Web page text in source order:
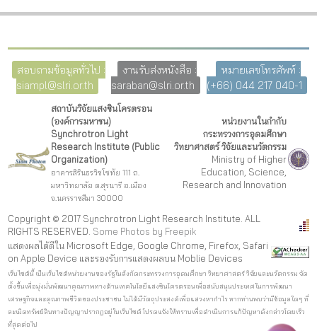
สอบถามข้อมูลทั่วไป :
siampl@slri.or.th
งานรับส่งหนังสือ :
saraban@slri.or.th
หมายเลขโทรศัพท์ :
(+66) 044 217 040-1
สถาบันวิจัยแสงซินโครตรอน
(องค์การมหาชน)
Synchrotron Light
Research Institute (Public
Organization)
อาคารสิรินธรวิชโชทัย 111 ถ.
มหาวิทยาลัย ต.สุรนารี อ.เมือง
จ.นครราชสีมา 30000
หน่วยงานในกำกับ
กระทรวงการอุดมศึกษา
วิทยาศาสตร์ วิจัยและนวัตกรรม
Ministry of Higher
Education, Science,
Research and Innovation
Copyright © 2017 Synchrotron Light Research Institute. ALL
RIGHTS RESERVED. Some Photos by Freepik
แสดงผลได้ดีใน Microsoft Edge, Google Chrome, Firefox, Safari
on Apple Device และรองรับการแสดงผลบน Moblie Devices
เว็บไซต์นี้ เป็นเว็บไซต์หน่วยงานของรัฐในสังกัดกระทรวงการอุดมศึกษา วิทยาศาสตร์ วิจัยและนวัตกรรม จัด
ตั้งขึ้นเพื่อมุ่งมั่นพัฒนาคุณภาพทางด้านเทคโนโลยีแสงซินโครตรอนเพื่อสนับสนุนประเทศในการพัฒนา
เศรษฐกิจและคุณภาพชีวิตของประชาชน ไม่ได้มีวัตถุประสงค์เพื่อแสวงหากำไร หากท่านพบว่ามีข้อมูลใดๆ ที่
ละเมิดทรัพย์สินทางปัญญาปรากฏอยู่ในเว็บไซต์ โปรดแจ้งให้ทราบเพื่อดำเนินการแก้ปัญหาดังกล่าวโดยเร็ว
ที่สุดต่อไป